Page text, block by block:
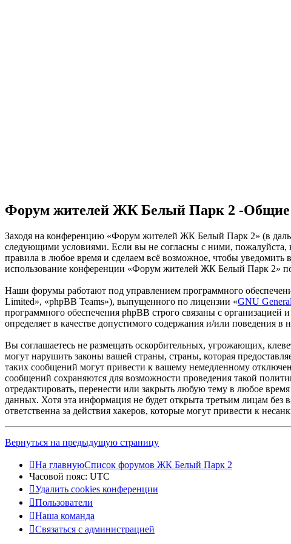
Форум жителей ЖК Белый Парк 2 -Общие
Заходя на конференцию «Форум жителей ЖК Белый Парк 2» (в
следующими условиями. Если вы не согласны с ними,
правила в любое время и сделаем всё возможное, чтобы уведомить
использование конференции «Форум жителей ЖК Белый Парк 2»
Наши форумы работают под управлением программного
Limited», «phpBB Teams»), выпущенного по лицензии «GNU
программного обеспечения phpBB строго связаны с
определяет в качестве допустимого содержания и/или поведения
Вы соглашаетесь не размещать оскорбительных, угрожающих,
могут нарушить законы вашей страны, страны, которая
таких сообщений могут привести к вашему немедленному
сообщений сохраняются для возможности проведения такой
отредактировать, перенести или закрыть любую тему в любое
данных. Хотя эта информация не будет открыта третьим лицам
ответственна за действия хакеров, которые могут привести к
Вернуться на предыдущую страницу
На главнуюСписок форумов ЖК Белый Парк 2
Часовой пояс: UTC
Удалить cookies конференции
Пользователи
Наша команда
Связаться с администрацией